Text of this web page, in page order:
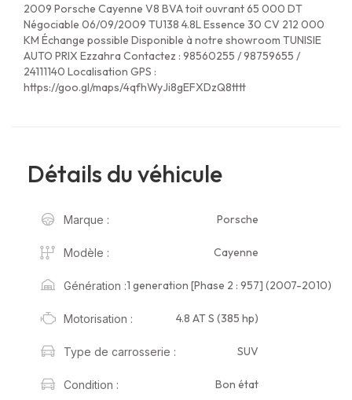
2009 Porsche Cayenne V8 BVA toit ouvrant 65 000 DT
Négociable 06/09/2009 TU138 4.8L Essence 30 CV 212 000
KM Échange possible Disponible à notre showroom TUNISIE
AUTO PRIX Ezzahra Contactez : 98560255 / 98759655 /
24111140 Localisation GPS :
https://goo.gl/maps/4qfhWyJi8gEFXDzQ8tttt
Détails du véhicule
Marque : Porsche
Modèle : Cayenne
Génération :1 generation [Phase 2 : 957] (2007-2010)
Motorisation : 4.8 AT S (385 hp)
Type de carrosserie : SUV
Condition : Bon état